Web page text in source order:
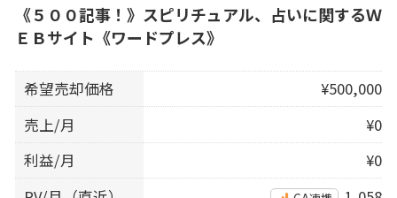
《５００記事！》スピリチュアル、占いに関するＷ
ＥＢサイト《ワードプレス》
希望売却価格
¥500,000
売上/月
¥0
利益/月
¥0